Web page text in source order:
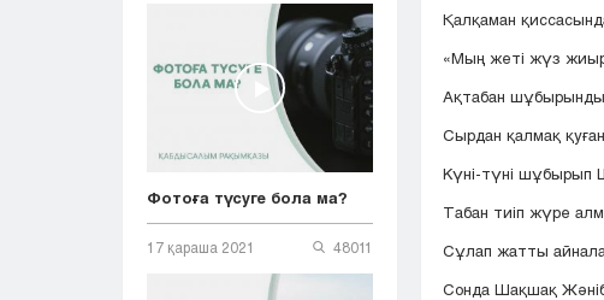
Фотоға түсуге бола ма?
17 қараша 2021 48011
Қалқаман
«Мың жеті жүз
Ақтабан
Сырдан қалмақ қуған
Күні-түні шұбырып
Табан тиіп жүре
Сұлап жатты айнала
Сонда Шақшақ